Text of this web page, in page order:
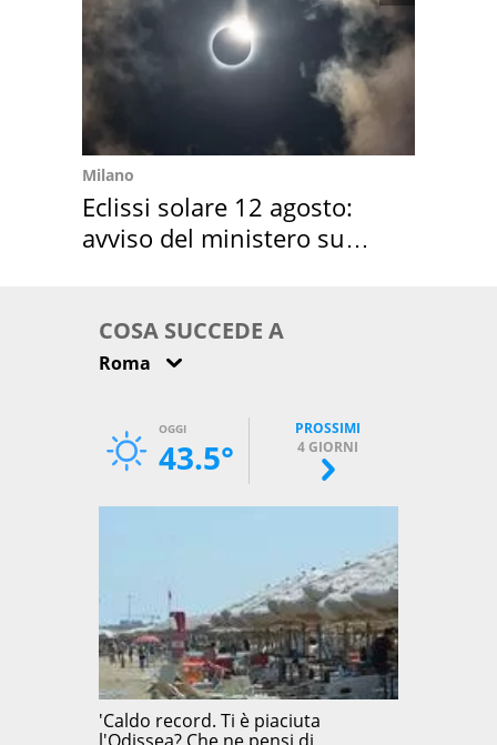
Milano
Eclissi solare 12 agosto:
avviso del ministero su